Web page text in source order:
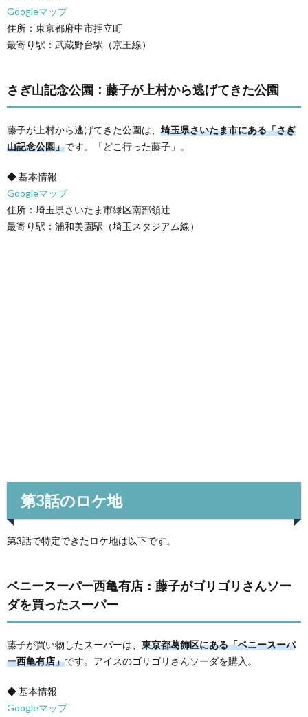
Googleマップ
住所：東京都府中市押立町
最寄り駅：武蔵野台駅（京王線）
さぎ山記念公園：藤子が上村から逃げてきた公園
藤子が上村から逃げてきた公園は、 埼玉県さいたま市にある「さぎ
山記念公園」です。「どこ行った藤子」。
◆ 基本情報
Googleマップ
住所：埼玉県さいたま市緑区南部領辻
最寄り駅：浦和美園駅（埼玉スタジアム線）
第3話のロケ地
第3話で特定できたロケ地は以下です。
ベニースーパー西亀有店：藤子がゴリゴリさんソー
ダを買ったスーパー
藤子が買い物したスーパーは、 東京都葛飾区にある「ベニースーパ
ー西亀有店」です。アイスのゴリゴリさんソーダを購入。
◆ 基本情報
Googleマップ